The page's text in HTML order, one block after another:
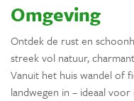
Omgeving
Ontdek de rust en
streek vol natuur,
Vanuit het huis wandel of
landwegen in – ideaal